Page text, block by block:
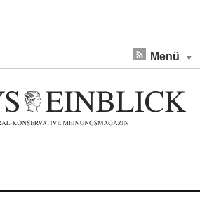
Menü